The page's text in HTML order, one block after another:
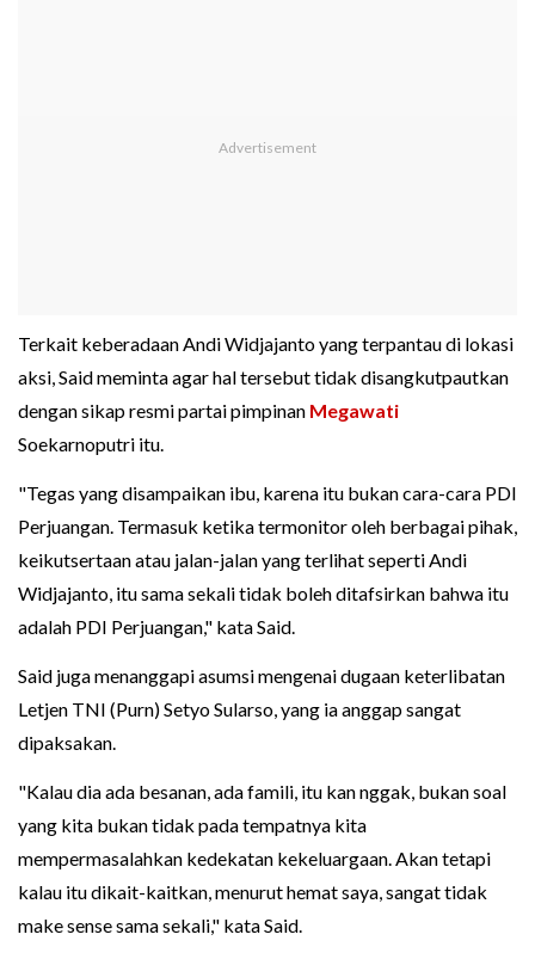
Terkait keberadaan Andi Widjajanto yang terpantau di lokasi
aksi, Said meminta agar hal tersebut tidak disangkutpautkan
dengan sikap resmi partai pimpinan Megawati
Soekarnoputri itu.
"Tegas yang disampaikan ibu, karena itu bukan cara-cara PDI
Perjuangan. Termasuk ketika termonitor oleh berbagai pihak,
keikutsertaan atau jalan-jalan yang terlihat seperti Andi
Widjajanto, itu sama sekali tidak boleh ditafsirkan bahwa itu
adalah PDI Perjuangan," kata Said.
Said juga menanggapi asumsi mengenai dugaan keterlibatan
Letjen TNI (Purn) Setyo Sularso, yang ia anggap sangat
dipaksakan.
"Kalau dia ada besanan, ada famili, itu kan nggak, bukan soal
yang kita bukan tidak pada tempatnya kita
mempermasalahkan kedekatan kekeluargaan. Akan tetapi
kalau itu dikait-kaitkan, menurut hemat saya, sangat tidak
make sense sama sekali," kata Said.